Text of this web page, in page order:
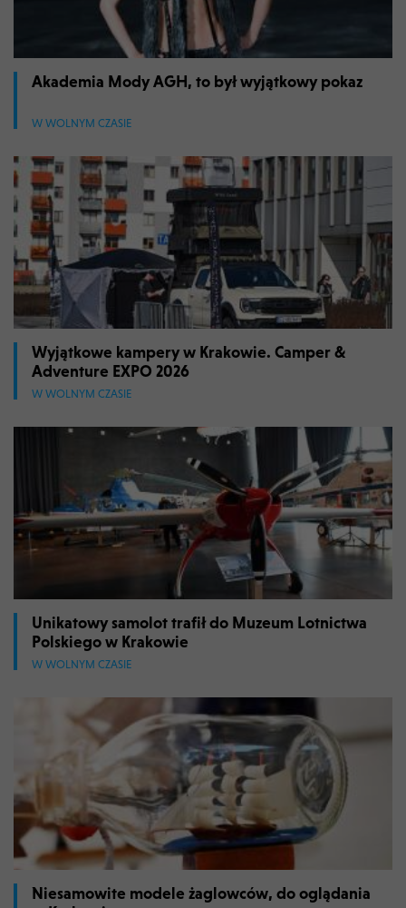
Akademia Mody AGH, to był wyjątkowy pokaz
W WOLNYM CZASIE
Wyjątkowe kampery w Krakowie. Camper &
Adventure EXPO 2026
W WOLNYM CZASIE
Unikatowy samolot trafił do Muzeum Lotnictwa
Polskiego w Krakowie
W WOLNYM CZASIE
Niesamowite modele żaglowców, do oglądania